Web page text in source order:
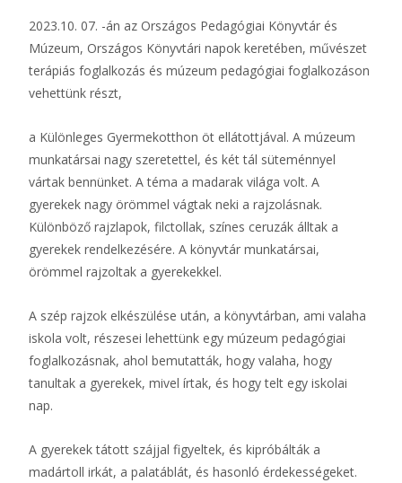
2023.10. 07. -án az Országos Pedagógiai Könyvtár és
Múzeum, Országos Könyvtári napok keretében, művészet
terápiás foglalkozás és múzeum pedagógiai foglalkozáson
vehettünk részt,
a Különleges Gyermekotthon öt ellátottjával. A múzeum
munkatársai nagy szeretettel, és két tál süteménnyel
vártak bennünket. A téma a madarak világa volt. A
gyerekek nagy örömmel vágtak neki a rajzolásnak.
Különböző rajzlapok, filctollak, színes ceruzák álltak a
gyerekek rendelkezésére. A könyvtár munkatársai,
örömmel rajzoltak a gyerekekkel.
A szép rajzok elkészülése után, a könyvtárban, ami valaha
iskola volt, részesei lehettünk egy múzeum pedagógiai
foglalkozásnak, ahol bemutatták, hogy valaha, hogy
tanultak a gyerekek, mivel írtak, és hogy telt egy iskolai
nap.
A gyerekek tátott szájjal figyeltek, és kipróbálták a
madártoll irkát, a palatáblát, és hasonló érdekességeket.